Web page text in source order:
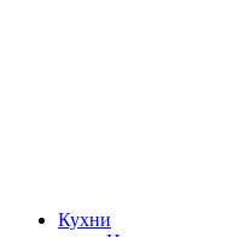
Кухни